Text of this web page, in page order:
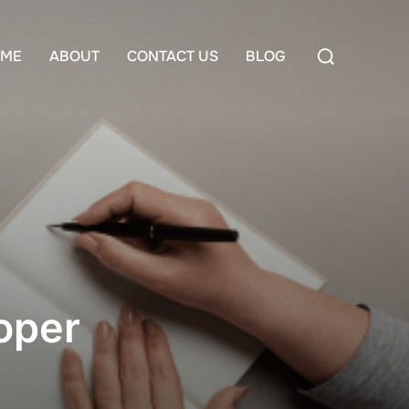
ABOUT CONTACT US BLOG
Search